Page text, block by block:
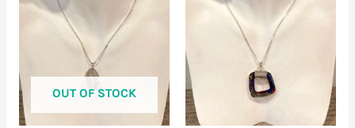
OUT OF STOCK